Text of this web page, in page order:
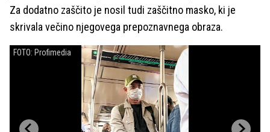
Za dodatno zaščito je nosil tudi zaščitno masko, ki je
skrivala večino njegovega prepoznavnega obraza.
FOTO: Profimedia